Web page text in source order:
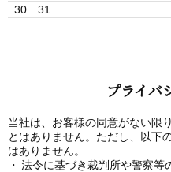
30
31
プライバ
当社は、お客様の同意がない限
とはありません。ただし、以下
はありません。
法令に基づき裁判所や警察等